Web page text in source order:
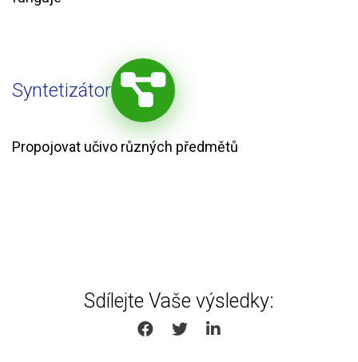
Syntetizátor
Propojovat učivo různých předmětů
Sdílejte Vaše výsledky:
SHARE ON FACEBOOK
SHARE ON TWITTER
SHARE ON LINKEDIN